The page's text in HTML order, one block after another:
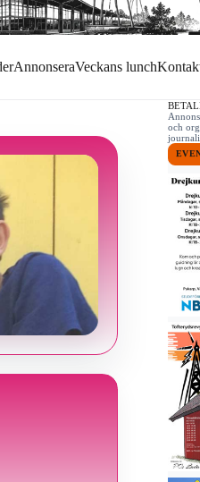
AnnonseraVeckans lunch
och